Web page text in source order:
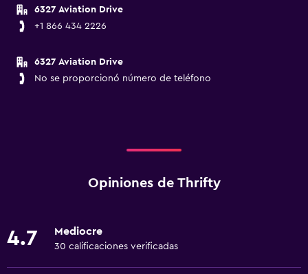
6327 Aviation Drive
+1 866 434 2226
6327 Aviation Drive
No se proporcionó número de teléfono
Opiniones de Thrifty
4.7 Mediocre
30 calificaciones verificadas